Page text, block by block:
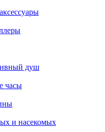
душ
часы
и насекомых